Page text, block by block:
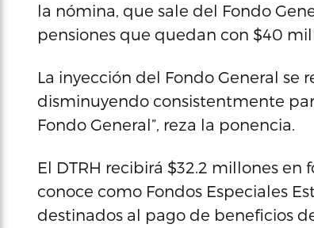
la nómina, que sale del Fondo
pensiones que quedan con $40
La inyección del Fondo General se
disminuyendo consistentmente
Fondo General”, reza la ponencia.
El DTRH recibirá $32.2 millones en
conoce como Fondos Especiales
destinados al pago de beneficios